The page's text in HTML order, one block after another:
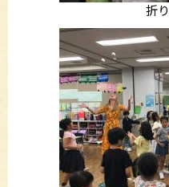
折